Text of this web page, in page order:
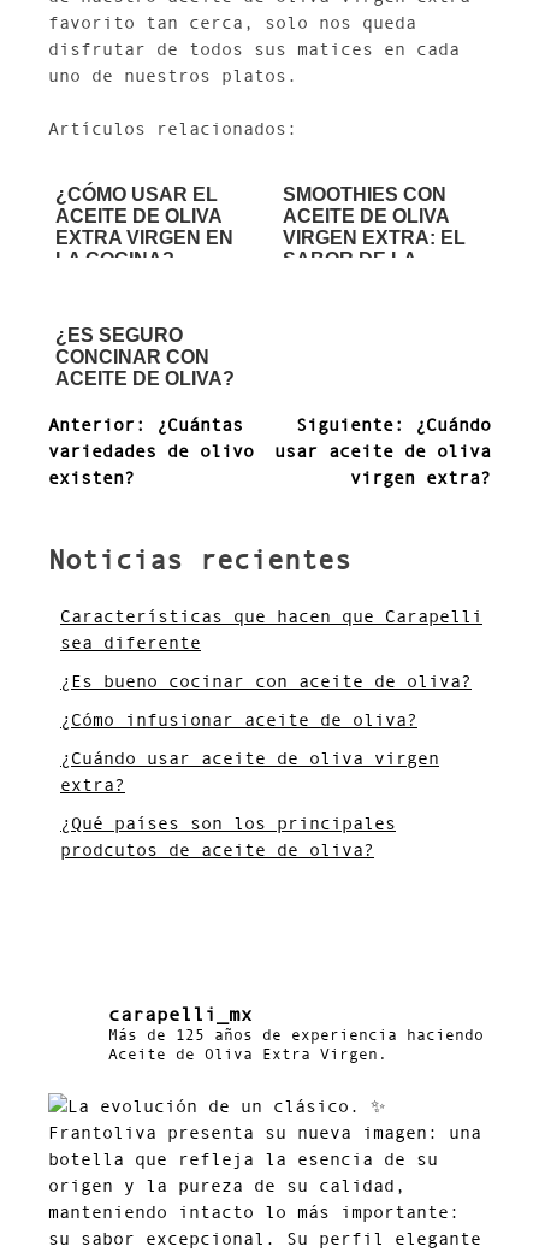
favorito tan cerca, solo nos queda
disfrutar de todos sus matices en cada
uno de nuestros platos.
Artículos relacionados:
¿CÓMO USAR EL
ACEITE DE OLIVA
EXTRA VIRGEN EN
LA COCINA?
SMOOTHIES CON
ACEITE DE OLIVA
VIRGEN EXTRA: EL
SABOR DE LA
¿ES SEGURO
CONCINAR CON
ACEITE DE OLIVA?
Navegación
de
entradas
Anterior:
¿Cuántas
variedades de olivo
existen?
Siguiente:
¿Cuándo
usar aceite de oliva
virgen extra?
Noticias recientes
Características que hacen que Carapelli
sea diferente
¿Es bueno cocinar con aceite de oliva?
¿Cómo infusionar aceite de oliva?
¿Cuándo usar aceite de oliva virgen
extra?
¿Qué países son los principales
prodcutos de aceite de oliva?
carapelli_mx
Más de 125 años de experiencia haciendo
Aceite de Oliva Extra Virgen.